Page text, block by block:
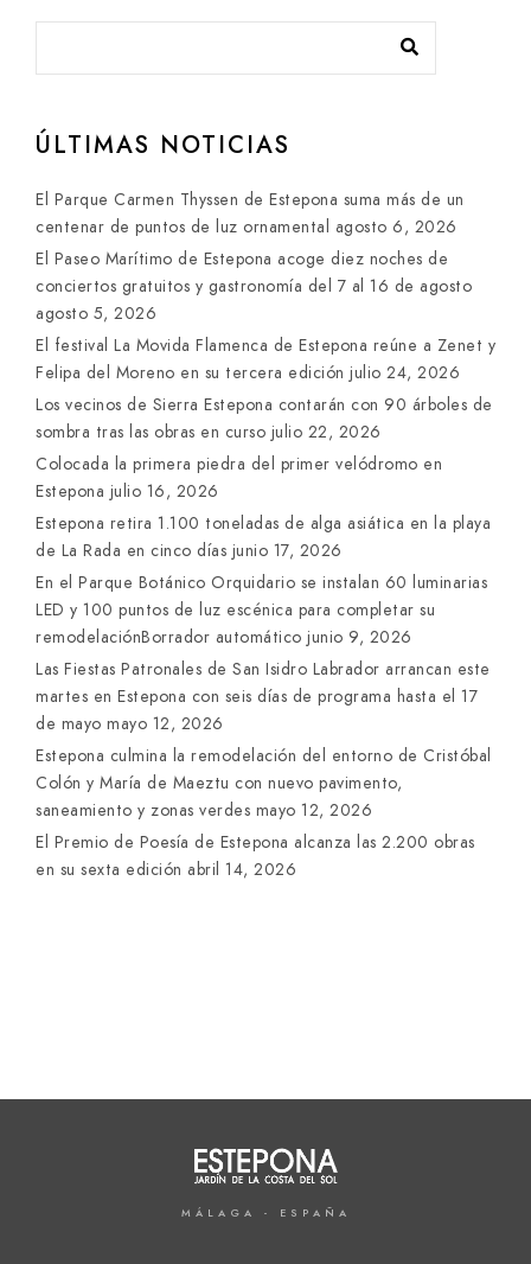
ÚLTIMAS NOTICIAS
El Parque Carmen Thyssen de Estepona suma más de un
centenar de puntos de luz ornamental agosto 6, 2026
El Paseo Marítimo de Estepona acoge diez noches de
conciertos gratuitos y gastronomía del 7 al 16 de agosto
agosto 5, 2026
El festival La Movida Flamenca de Estepona reúne a Zenet y
Felipa del Moreno en su tercera edición julio 24, 2026
Los vecinos de Sierra Estepona contarán con 90 árboles de
sombra tras las obras en curso julio 22, 2026
Colocada la primera piedra del primer velódromo en
Estepona julio 16, 2026
Estepona retira 1.100 toneladas de alga asiática en la playa
de La Rada en cinco días junio 17, 2026
En el Parque Botánico Orquidario se instalan 60 luminarias
LED y 100 puntos de luz escénica para completar su
remodelaciónBorrador automático junio 9, 2026
Las Fiestas Patronales de San Isidro Labrador arrancan este
martes en Estepona con seis días de programa hasta el 17
de mayo mayo 12, 2026
Estepona culmina la remodelación del entorno de Cristóbal
Colón y María de Maeztu con nuevo pavimento,
saneamiento y zonas verdes mayo 12, 2026
El Premio de Poesía de Estepona alcanza las 2.200 obras
en su sexta edición abril 14, 2026
MÁLAGA - ESPAÑA